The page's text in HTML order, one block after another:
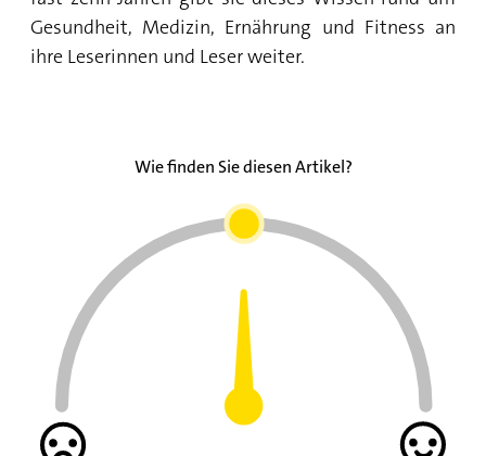
Gesundheit, Medizin, Ernährung und Fitness an
ihre Leserinnen und Leser weiter.
Wie finden Sie diesen Artikel?